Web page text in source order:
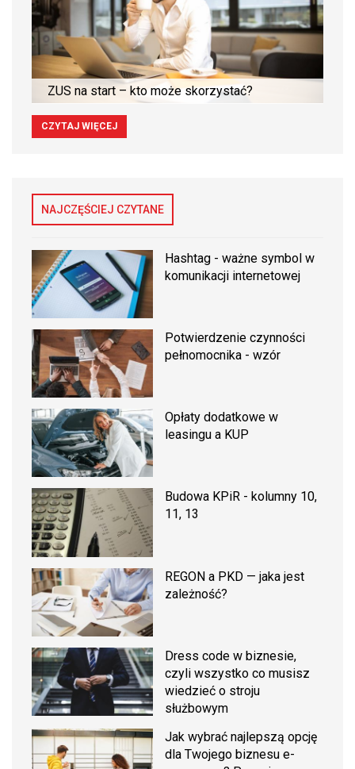
ZUS na start – kto może skorzystać?
CZYTAJ WIĘCEJ
NAJCZĘŚCIEJ CZYTANE
Hashtag - ważne symbol w
komunikacji internetowej
Potwierdzenie czynności
pełnomocnika - wzór
Opłaty dodatkowe w
leasingu a KUP
Budowa KPiR - kolumny 10,
11, 13
REGON a PKD — jaka jest
zależność?
Dress code w biznesie,
czyli wszystko co musisz
wiedzieć o stroju
służbowym
Jak wybrać najlepszą opcję
dla Twojego biznesu e-